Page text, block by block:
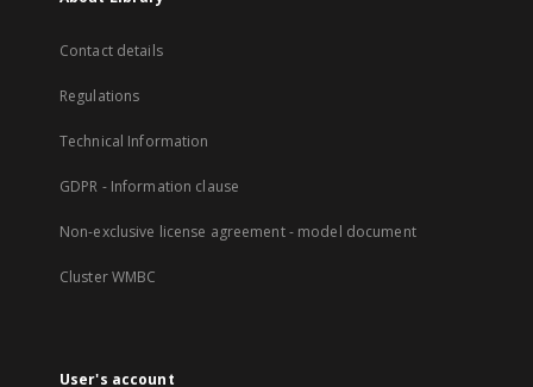
Contact details
Regulations
Technical Information
GDPR - Information clause
Non-exclusive license agreement - model document
Cluster WMBC
User's account